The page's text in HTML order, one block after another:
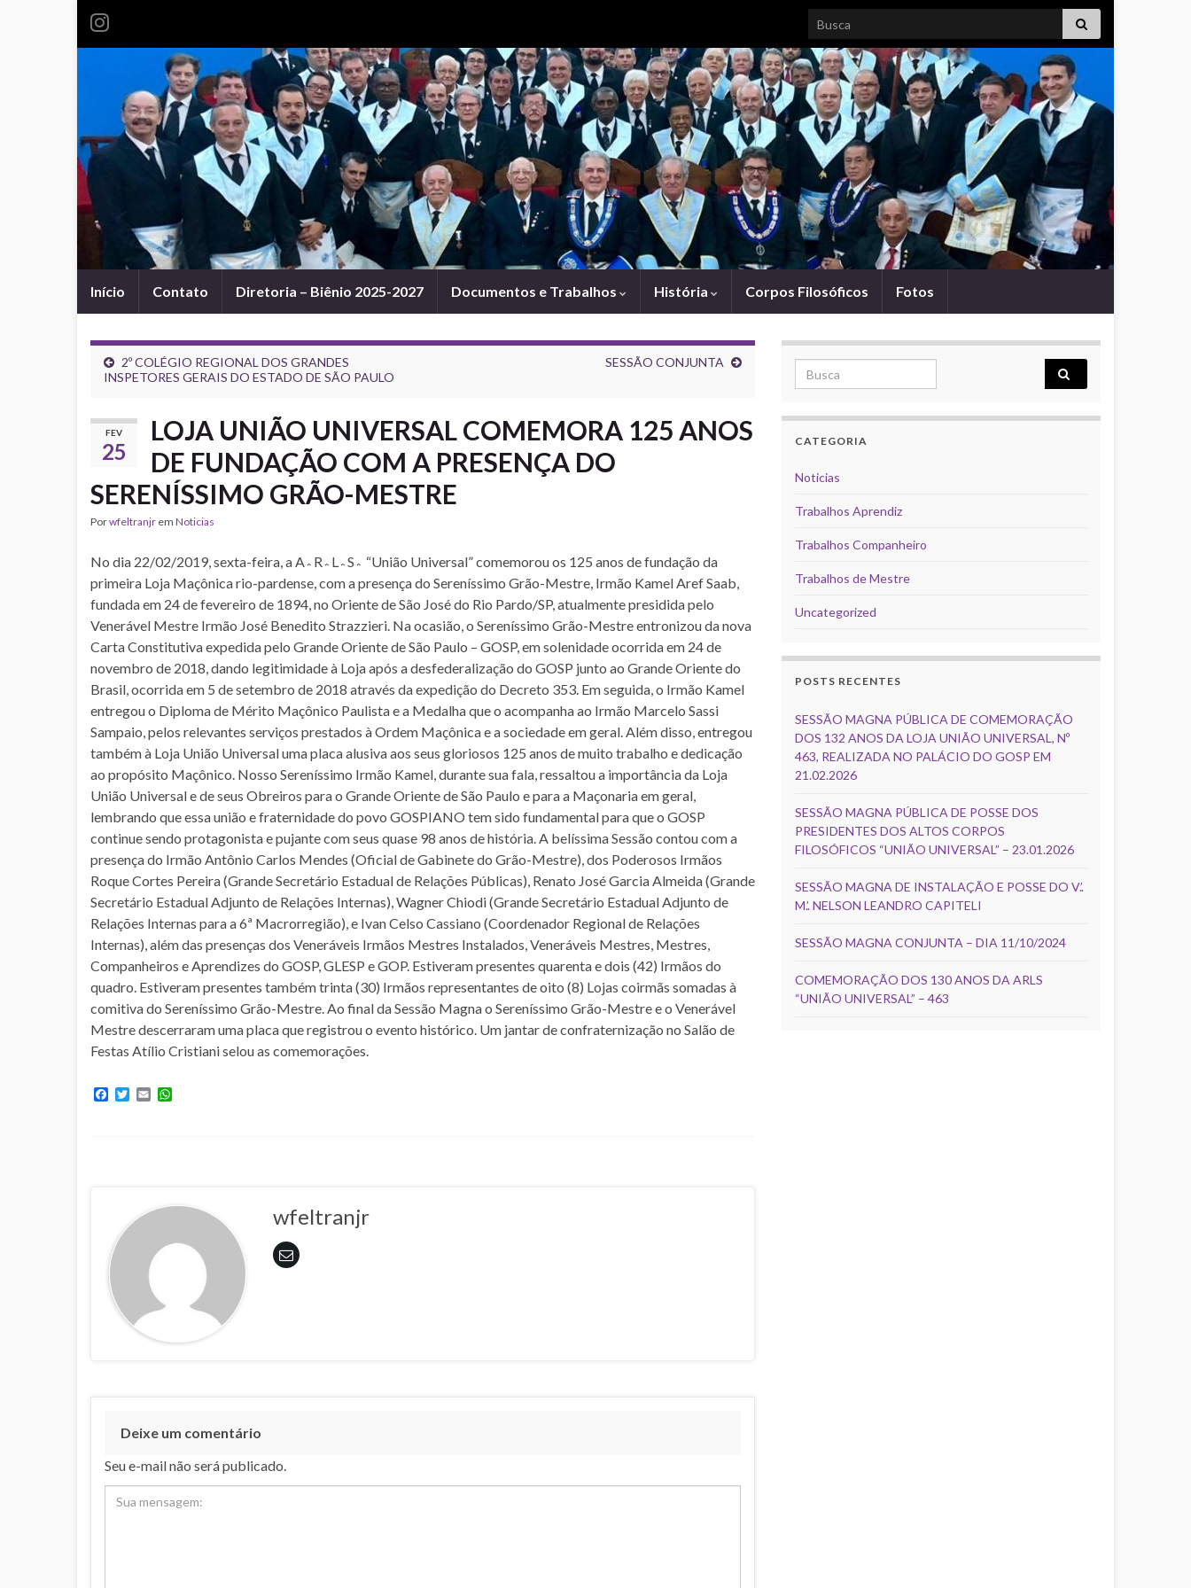
Search for:
Início Contato Diretoria – Biênio 2025-2027 Documentos e Trabalhos História Corpos Filosóficos Fotos
2º COLÉGIO REGIONAL DOS GRANDES
INSPETORES GERAIS DO ESTADO DE SÃO PAULO
SESSÃO CONJUNTA
FEV
25
LOJA UNIÃO UNIVERSAL COMEMORA 125 ANOS
DE FUNDAÇÃO COM A PRESENÇA DO
SERENÍSSIMO GRÃO-MESTRE
Porwfeltranjr em Noticias
No dia 22/02/2019, sexta-feira, a A؞R؞L؞S؞ “União Universal” comemorou os 125 anos de fundação da
primeira Loja Maçônica rio-pardense, com a presença do Sereníssimo Grão-Mestre, Irmão Kamel Aref Saab,
fundada em 24 de fevereiro de 1894, no Oriente de São José do Rio Pardo/SP, atualmente presidida pelo
Venerável Mestre Irmão José Benedito Strazzieri. Na ocasião, o Sereníssimo Grão-Mestre entronizou da nova
Carta Constitutiva expedida pelo Grande Oriente de São Paulo – GOSP, em solenidade ocorrida em 24 de
novembro de 2018, dando legitimidade à Loja após a desfederalização do GOSP junto ao Grande Oriente do
Brasil, ocorrida em 5 de setembro de 2018 através da expedição do Decreto 353. Em seguida, o Irmão Kamel
entregou o Diploma de Mérito Maçônico Paulista e a Medalha que o acompanha ao Irmão Marcelo Sassi
Sampaio, pelos relevantes serviços prestados à Ordem Maçônica e a sociedade em geral. Além disso, entregou
também à Loja União Universal uma placa alusiva aos seus gloriosos 125 anos de muito trabalho e dedicação
ao propósito Maçônico. Nosso Sereníssimo Irmão Kamel, durante sua fala, ressaltou a importância da Loja
União Universal e de seus Obreiros para o Grande Oriente de São Paulo e para a Maçonaria em geral,
lembrando que essa união e fraternidade do povo GOSPIANO tem sido fundamental para que o GOSP
continue sendo protagonista e pujante com seus quase 98 anos de história. A belíssima Sessão contou com a
presença do Irmão Antônio Carlos Mendes (Oficial de Gabinete do Grão-Mestre), dos Poderosos Irmãos
Roque Cortes Pereira (Grande Secretário Estadual de Relações Públicas), Renato José Garcia Almeida (Grande
Secretário Estadual Adjunto de Relações Internas), Wagner Chiodi (Grande Secretário Estadual Adjunto de
Relações Internas para a 6ª Macrorregião), e Ivan Celso Cassiano (Coordenador Regional de Relações
Internas), além das presenças dos Veneráveis Irmãos Mestres Instalados, Veneráveis Mestres, Mestres,
Companheiros e Aprendizes do GOSP, GLESP e GOP. Estiveram presentes quarenta e dois (42) Irmãos do
quadro. Estiveram presentes também trinta (30) Irmãos representantes de oito (8) Lojas coirmãs somadas à
comitiva do Sereníssimo Grão-Mestre. Ao final da Sessão Magna o Sereníssimo Grão-Mestre e o Venerável
Mestre descerraram uma placa que registrou o evento histórico. Um jantar de confraternização no Salão de
Festas Atílio Cristiani selou as comemorações.
F
T
E
wfeltranjr
Deixe um comentário
Seu e-mail não será publicado.
Search for:
CATEGORIA
Noticias
Trabalhos Aprendiz
Trabalhos Companheiro
Trabalhos de Mestre
Uncategorized
POSTS RECENTES
SESSÃO MAGNA PÚBLICA DE COMEMORAÇÃO
DOS 132 ANOS DA LOJA UNIÃO UNIVERSAL, Nº
463, REALIZADA NO PALÁCIO DO GOSP EM
21.02.2026
SESSÃO MAGNA PÚBLICA DE POSSE DOS
PRESIDENTES DOS ALTOS CORPOS
FILOSÓFICOS “UNIÃO UNIVERSAL” – 23.01.2026
SESSÃO MAGNA DE INSTALAÇÃO E POSSE DO V.’.
M.’. NELSON LEANDRO CAPITELI
SESSÃO MAGNA CONJUNTA – DIA 11/10/2024
COMEMORAÇÃO DOS 130 ANOS DA ARLS
“UNIÃO UNIVERSAL” – 463